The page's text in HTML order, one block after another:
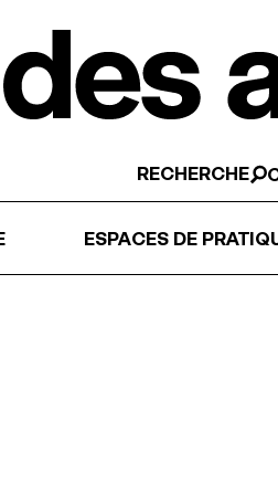
RECHERCHE
ESPACES DE